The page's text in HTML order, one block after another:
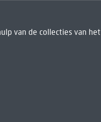
van de collecties van het